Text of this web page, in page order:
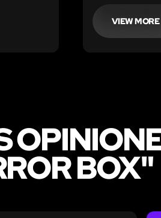
de enigmas y
Trabajar en
sobrevivir a
VIEW MORE
BOX"